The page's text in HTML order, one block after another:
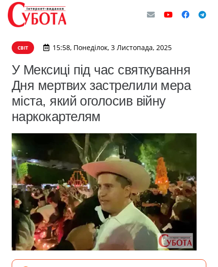
СВІТ 15:58, Понеділок, 3 Листопада, 2025
У Мексиці під час святкування
Дня мертвих застрелили мера
міста, який оголосив війну
наркокартелям